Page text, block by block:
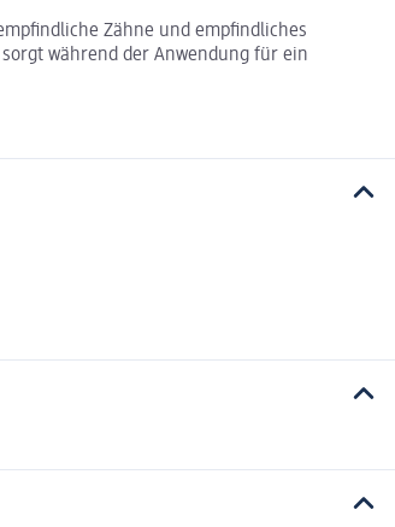
Zähne und empfindliches
während der Anwendung für ein